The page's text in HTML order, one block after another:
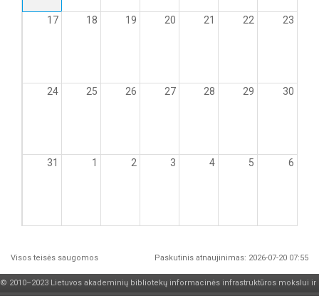
17 18 19 20 21 22 23
24 25 26 27 28 29 30
31 1 2 3 4 5 6
Visos teisės saugomos Paskutinis atnaujinimas: 2026-07-20 07:55
© 2010–2023 Lietuvos akademinių bibliotekų informacinės infrastruktūros mokslui ir